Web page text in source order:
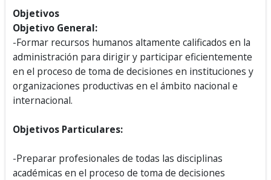
Objetivos
Objetivo General:
-Formar recursos humanos altamente calificados en la
administración para dirigir y participar eficientemente
en el proceso de toma de decisiones en instituciones y
organizaciones productivas en el ámbito nacional e
internacional.
Objetivos Particulares:
-Preparar profesionales de todas las disciplinas
académicas en el proceso de toma de decisiones